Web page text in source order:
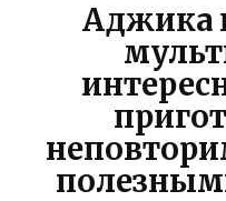
Аджика